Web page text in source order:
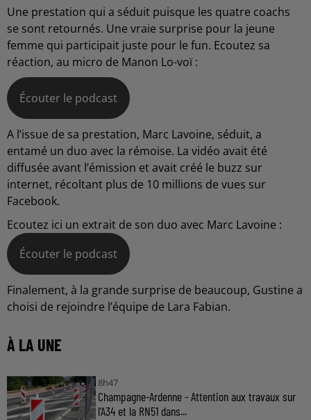
Une prestation qui a séduit puisque les quatre coachs
se sont retournés. Une vraie surprise pour la jeune
femme qui participait juste pour le fun. Ecoutez sa
réaction, au micro de Manon Lo-voï :
Écouter le podcast
A l’issue de sa prestation, Marc Lavoine, séduit, a
entamé un duo avec la rémoise. La vidéo avait été
diffusée avant l’émission et avait créé le buzz sur
internet, récoltant plus de 10 millions de vues sur
Facebook.
Ecoutez ici un extrait de son duo avec Marc Lavoine :
Écouter le podcast
Finalement, à la grande surprise de beaucoup, Gustine a
choisi de rejoindre l’équipe de Lara Fabian.
À LA UNE
8h47
Champagne-Ardenne - Attention aux travaux sur
l'A34 et la RN51 dans...